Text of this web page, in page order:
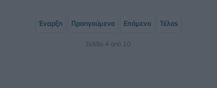
Έναρξη Προηγούμενο Επόμενο Τέλος
Σελίδα 4 από 10